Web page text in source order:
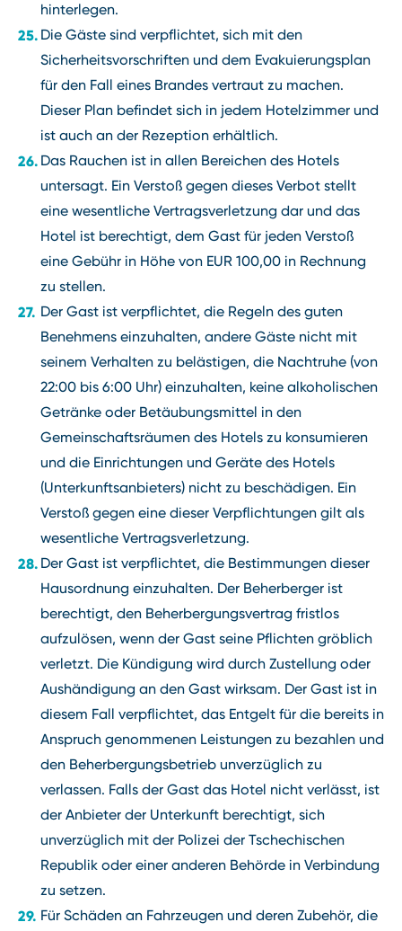
hinterlegen.
Die Gäste sind verpflichtet, sich mit den
Sicherheitsvorschriften und dem Evakuierungsplan
für den Fall eines Brandes vertraut zu machen.
Dieser Plan befindet sich in jedem Hotelzimmer und
ist auch an der Rezeption erhältlich.
Das Rauchen ist in allen Bereichen des Hotels
untersagt. Ein Verstoß gegen dieses Verbot stellt
eine wesentliche Vertragsverletzung dar und das
Hotel ist berechtigt, dem Gast für jeden Verstoß
eine Gebühr in Höhe von EUR 100,00 in Rechnung
zu stellen.
Der Gast ist verpflichtet, die Regeln des guten
Benehmens einzuhalten, andere Gäste nicht mit
seinem Verhalten zu belästigen, die Nachtruhe (von
22:00 bis 6:00 Uhr) einzuhalten, keine alkoholischen
Getränke oder Betäubungsmittel in den
Gemeinschaftsräumen des Hotels zu konsumieren
und die Einrichtungen und Geräte des Hotels
(Unterkunftsanbieters) nicht zu beschädigen. Ein
Verstoß gegen eine dieser Verpflichtungen gilt als
wesentliche Vertragsverletzung.
Der Gast ist verpflichtet, die Bestimmungen dieser
Hausordnung einzuhalten. Der Beherberger ist
berechtigt, den Beherbergungsvertrag fristlos
aufzulösen, wenn der Gast seine Pflichten gröblich
verletzt. Die Kündigung wird durch Zustellung oder
Aushändigung an den Gast wirksam. Der Gast ist in
diesem Fall verpflichtet, das Entgelt für die bereits in
Anspruch genommenen Leistungen zu bezahlen und
den Beherbergungsbetrieb unverzüglich zu
verlassen. Falls der Gast das Hotel nicht verlässt, ist
der Anbieter der Unterkunft berechtigt, sich
unverzüglich mit der Polizei der Tschechischen
Republik oder einer anderen Behörde in Verbindung
zu setzen.
Für Schäden an Fahrzeugen und deren Zubehör, die